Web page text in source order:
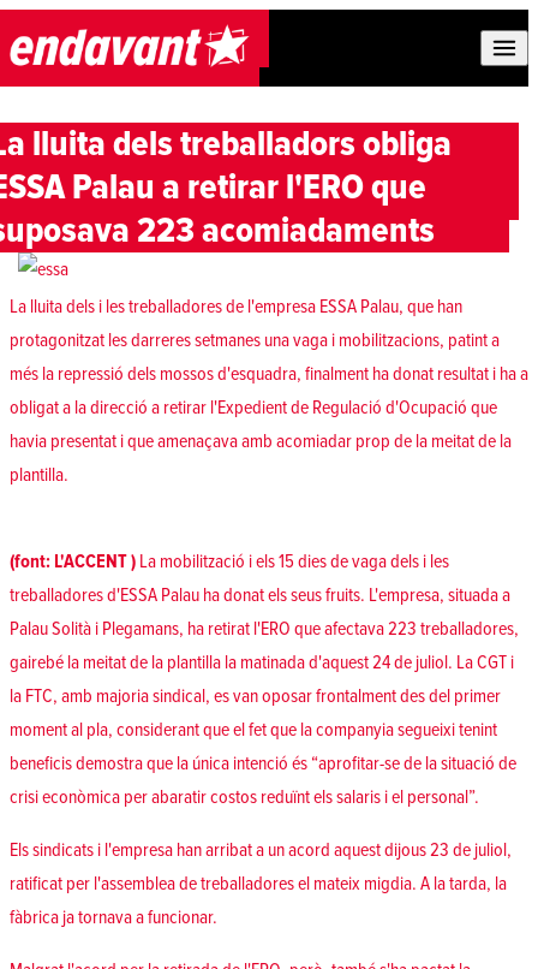
Skip to content
lluita dels treballadors obliga
Palau a retirar l'ERO que
223 acomiadaments
La lluita dels i les treballadores de l'empresa ESSA Palau, que han
protagonitzat les darreres setmanes una vaga i mobilitzacions, patint a
més la repressió dels mossos d'esquadra, finalment ha donat resultat i ha a
obligat a la direcció a retirar l'Expedient de Regulació d'Ocupació que
havia presentat i que amenaçava amb acomiadar prop de la meitat de la
plantilla.
(font: L'ACCENT) La mobilització i els 15 dies de vaga dels i les
treballadores d'ESSA Palau ha donat els seus fruits. L'empresa, situada a
Palau Solità i Plegamans, ha retirat l'ERO que afectava 223 treballadores,
gairebé la meitat de la plantilla la matinada d'aquest 24 de juliol. La CGT i
la FTC, amb majoria sindical, es van oposar frontalment des del primer
moment al pla, considerant que el fet que la companyia segueixi tenint
beneficis demostra que la única intenció és “aprofitar-se de la situació de
crisi econòmica per abaratir costos reduïnt els salaris i el personal”.
Els sindicats i l'empresa han arribat a un acord aquest dijous 23 de juliol,
ratificat per l'assemblea de treballadores el mateix migdia. A la tarda, la
fàbrica ja tornava a funcionar.